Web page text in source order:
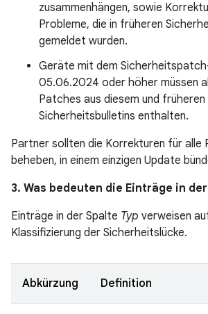
zusammenhängen, sowie
Probleme, die in früheren
gemeldet wurden.
Geräte mit dem
05.06.2024 oder höher müssen
Patches aus diesem und früheren
Sicherheitsbulletins enthalten.
Partner sollten die Korrekturen für alle
beheben, in einem einzigen Update
3. Was bedeuten die Einträge in
Einträge in der Spalte Typ verweisen
Klassifizierung der Sicherheitslücke.
Abkürzung Definition